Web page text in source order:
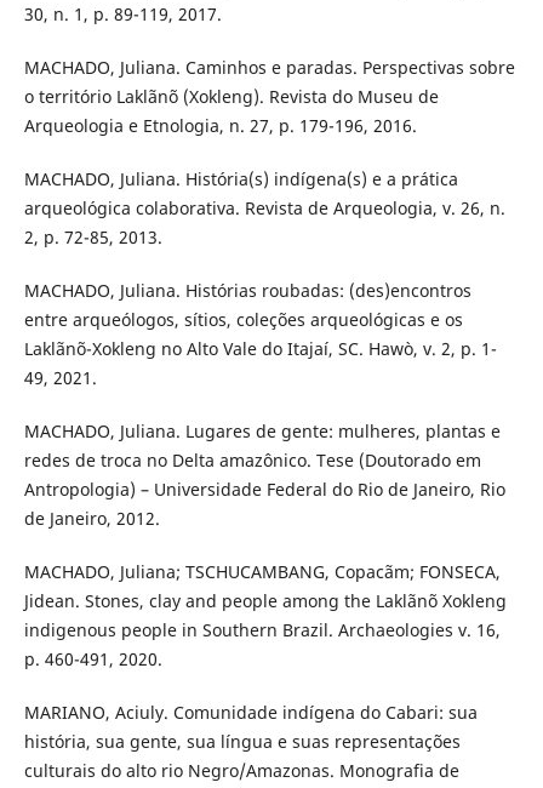
30, n. 1, p. 89-119, 2017.
MACHADO, Juliana. Caminhos e paradas. Perspectivas sobre
o território Laklãnõ (Xokleng). Revista do Museu de
Arqueologia e Etnologia, n. 27, p. 179-196, 2016.
MACHADO, Juliana. História(s) indígena(s) e a prática
arqueológica colaborativa. Revista de Arqueologia, v. 26, n.
2, p. 72-85, 2013.
MACHADO, Juliana. Histórias roubadas: (des)encontros
entre arqueólogos, sítios, coleções arqueológicas e os
Laklãnõ-Xokleng no Alto Vale do Itajaí, SC. Hawò, v. 2, p. 1-
49, 2021.
MACHADO, Juliana. Lugares de gente: mulheres, plantas e
redes de troca no Delta amazônico. Tese (Doutorado em
Antropologia) – Universidade Federal do Rio de Janeiro, Rio
de Janeiro, 2012.
MACHADO, Juliana; TSCHUCAMBANG, Copacãm; FONSECA,
Jidean. Stones, clay and people among the Laklãnõ Xokleng
indigenous people in Southern Brazil. Archaeologies v. 16,
p. 460-491, 2020.
MARIANO, Aciuly. Comunidade indígena do Cabari: sua
história, sua gente, sua língua e suas representações
culturais do alto rio Negro/Amazonas. Monografia de